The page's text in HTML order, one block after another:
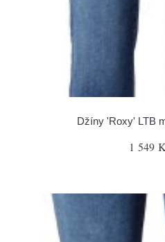
Džíny 'Roxy' LTB
1 549